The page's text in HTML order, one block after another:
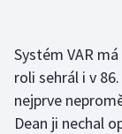
Systém VAR
roli sehrál i v
nejprve
Dean ji nechal